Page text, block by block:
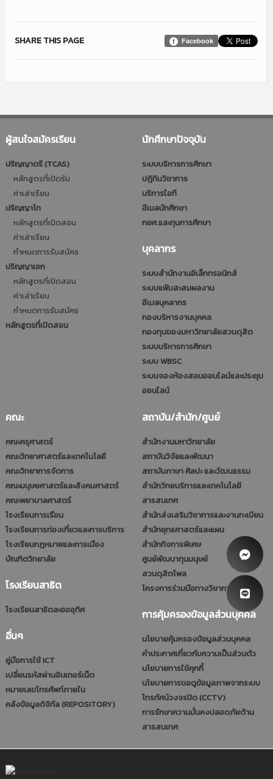
Facebook
SHARE THIS PAGE
ผู้สนใจสมัครเรียน
ปริญญาตรี (TCAS)
หลักสูตรที่เปิดรับ
ค่าเล่าเรียน
ปริญญาโท
หลักสูตรที่เปิดสอน
ค่าเล่าเรียน
กำหนดการรับสมัคร
ปริญญาเอก
หลักสูตรที่เปิดสอน
ค่าเล่าเรียน
กำหนดการรับสมัคร
หลักสูตรที่เปิดสอน
นักศึกษาปัจจุบัน
ระบบบริหารการศึกษา
ปฎิทินวิชาการ
บริการไอที
อีเมลนักศึกษา
กยศ.และทุนการศึกษา
บุคลากร
ระบบสำนักงานอิเล็กทรอนิกส์
ระบบแฟ้มสะสมผลงาน
อีเมลบุคลากร
กองบริหารงานบุคคล
กองทุนของมหาวิทยาลัยสวนดุสิต
ระบบบริหารการศึกษา
ระบบ WBSC
ระบบจองห้องสอนออนไลน์และประชุม
ออนไลน์
คณะ
คณะครุศาสตร์
คณะวิทยาศาสตร์และเทคโนโลยี
คณะวิทยาการจัดการ
คณะมนุษยศาสตร์และสังคมศาสตร์
คณะพยาบาลศาสตร์
โรงเรียนการเรือน
โรงเรียนการท่องเที่ยวและการบริการ
โรงเรียนกฎหมายและการเมือง
บัณฑิตวิทยาลัย
โรงเรียนสาธิต
โรงเรียนสาธิตละอออุทิศ
อื่นๆ
คู่มือการใช้ ICT
เปลี่ยนรหัสผ่านอินเทอร์เน็ต
หมายเลขโทรศัพท์ภายใน
คลังข้อมูลดิจิทัล (REPOSITORY)
สถาบัน/สำนัก/ศูนย์
สำนักงานมหาวิทยาลัย
สถาบันวิจัยและพัฒนา
สถาบันภาษา ศิลปะ และวัฒนธรรม
สำนักวิทยบริการและเทคโนโลยี
สารสนเทศ
สำนักส่งเสริมวิชาการและงานทะเบียน
สำนักยุทธศาสตร์และแผน
สำนักกิจการพิเศษ
ศูนย์พัฒนาทุนมนุษย์
สวนดุสิตโพล
โครงการร่วมมือทางวิชาการ (รมป.)
การคุ้มครองข้อมูลส่วนบุคคล
นโยบายคุ้มครองข้อมูลส่วนบุคคล
คำประกาศเกี่ยวกับความเป็นส่วนตัว
นโยบายการใช้คุกกี้
นโยบายการขอดูข้อมูลภาพจากระบบ
โทรทัศน์วงจรปิด (CCTV)
การรักษาความมั่นคงปลอดภัยด้าน
สารสนเทศ